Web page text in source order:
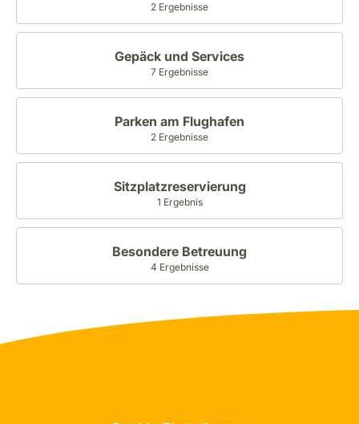
2 Ergebnisse
Gepäck und Services
7 Ergebnisse
Parken am Flughafen
2 Ergebnisse
Sitzplatzreservierung
1 Ergebnis
Besondere Betreuung
4 Ergebnisse